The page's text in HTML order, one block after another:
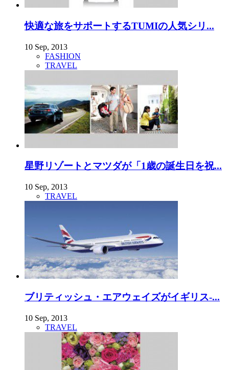
快適な旅をサポートするTUMIの人気シリ...
10 Sep, 2013
FASHION
TRAVEL
星野リゾートとマツダが「1歳の誕生日を祝...
10 Sep, 2013
TRAVEL
ブリティッシュ・エアウェイズがイギリス-...
10 Sep, 2013
TRAVEL